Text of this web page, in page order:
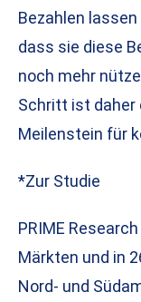
Bezahlen
dass sie diese
noch mehr
Schritt ist daher
Meilenstein für
*Zur Studie
PRIME
Märkten und in
Nord- und